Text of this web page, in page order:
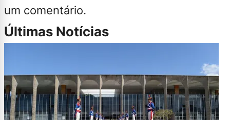
um comentário.
Últimas Notícias